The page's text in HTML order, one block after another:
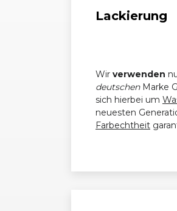
Lackierung
Wir verwenden
deutschenMarke
sich hierbei um
neuesten
Farbechtheit